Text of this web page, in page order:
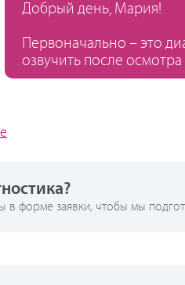
Добрый день, Мария!
Первоначально – это
озвучить после
форме заявки, чтобы мы